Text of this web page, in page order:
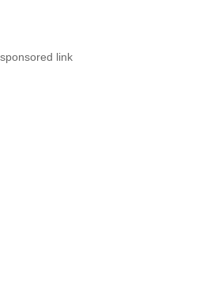
sponsored link